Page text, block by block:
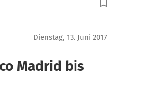
Dienstag, 13. Juni 2017
Madrid bis